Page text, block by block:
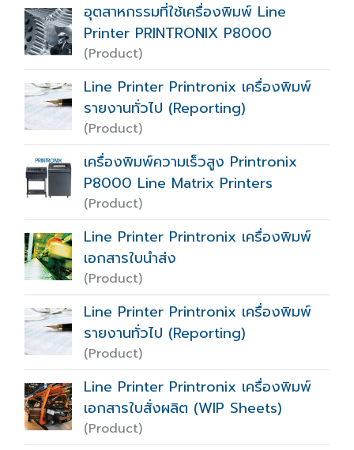
อุตสาหกรรมที่ใช้เครื่องพิมพ์ Line
Printer PRINTRONIX P8000
(Product)
Line Printer Printronix เครื่องพิมพ์
รายงานทั่วไป (Reporting)
(Product)
เครื่องพิมพ์ความเร็วสูง Printronix
P8000 Line Matrix Printers
(Product)
Line Printer Printronix เครื่องพิมพ์
เอกสารใบนำส่ง
(Product)
Line Printer Printronix เครื่องพิมพ์
รายงานทั่วไป (Reporting)
(Product)
Line Printer Printronix เครื่องพิมพ์
เอกสารใบสั่งผลิต (WIP Sheets)
(Product)